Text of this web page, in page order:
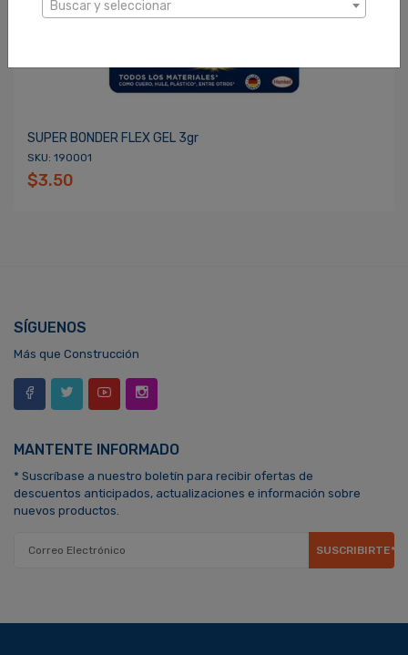
Buscar y seleccionar
SUPER BONDER FLEX GEL 3gr
SKU: 190001
$3.50
SÍGUENOS
Más que Construcción
MANTENTE INFORMADO
* Suscríbase a nuestro boletín para recibir ofertas de
descuentos anticipados, actualizaciones e información sobre
nuevos productos.
SUSCRIBIRTE*